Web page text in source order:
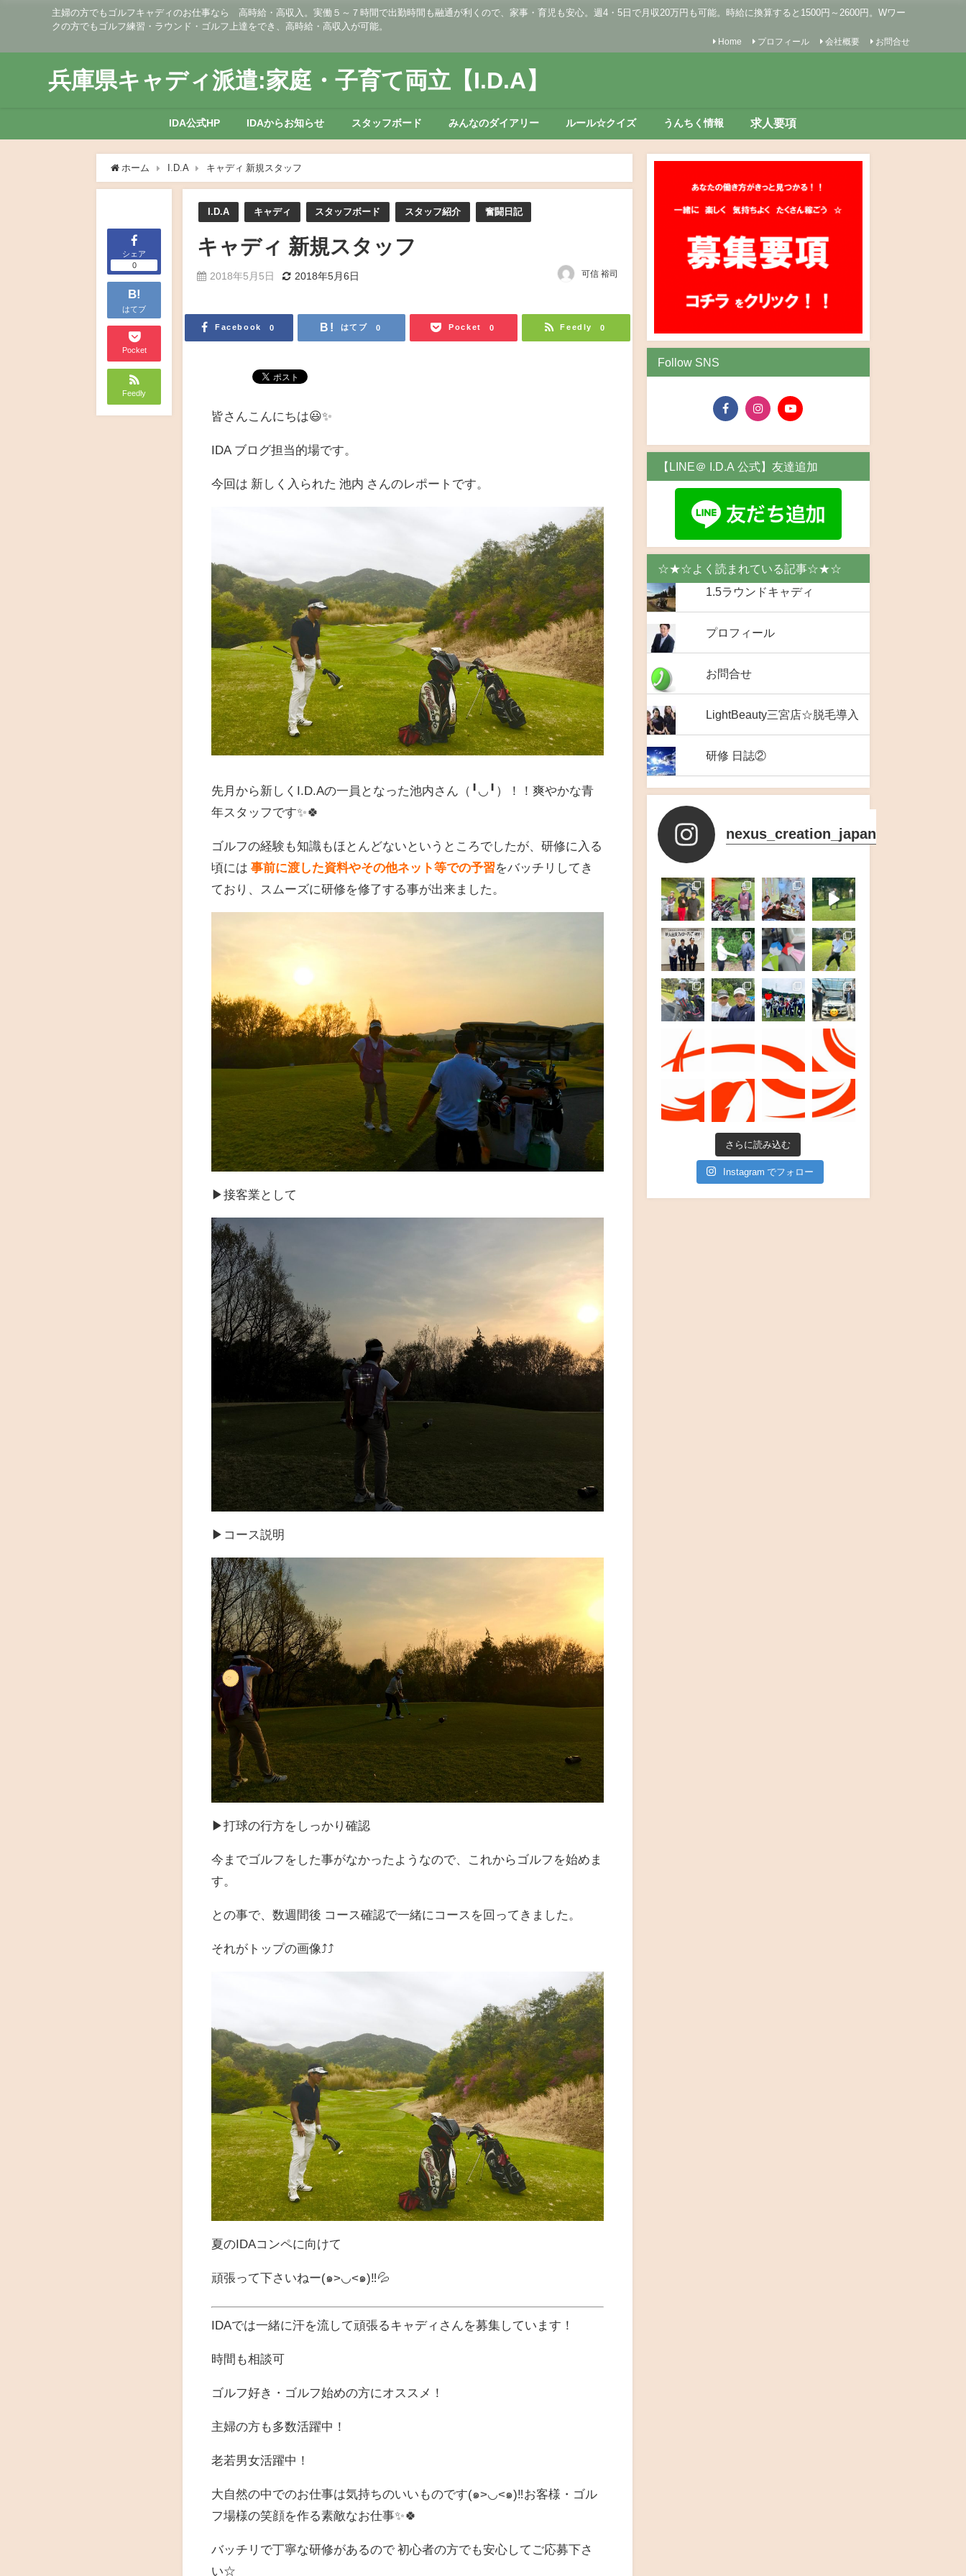
主婦の方でもゴルフキャディのお仕事なら 高時給・高収入。実働５～７時間で出勤時間も融通が利くので、家事・育児も安心。週4・5日で月収20万円も可能。時給に換算すると1500円～2600円。Wワー
クの方でもゴルフ練習・ラウンド・ゴルフ上達をでき、高時給・高収入が可能。
Home プロフィール 会社概要 お問合せ
兵庫県キャディ派遣:家庭・子育て両立【I.D.A】
IDA公式HP IDAからお知らせ スタッフボード みんなのダイアリー ルール☆クイズ うんちく情報 求人要項
ホーム I.D.A キャディ 新規スタッフ
シェア
0
B!
はてブ
Pocket
Feedly
I.D.A キャディ スタッフボード スタッフ紹介 奮闘日記
キャディ 新規スタッフ
2018年5月5日 2018年5月6日 可信 裕司
Facebook 0 はてブ 0 Pocket 0 Feedly 0
皆さんこんにちは😃✨
IDA ブログ担当的場です。
今回は 新しく入られた 池内 さんのレポートです。
先月から新しくI.D.Aの一員となった池内さん（╹◡╹）！！爽やかな青
年スタッフです✨🍀
ゴルフの経験も知識もほとんどないというところでしたが、研修に入る
頃には事前に渡した資料やその他ネット等での予習をバッチリしてき
ており、スムーズに研修を修了する事が出来ました。
▶︎接客業として
▶︎コース説明
▶︎打球の行方をしっかり確認
今までゴルフをした事がなかったようなので、これからゴルフを始めま
す。
との事で、数週間後 コース確認で一緒にコースを回ってきました。
それがトップの画像⤴︎⤴︎
夏のIDAコンペに向けて
頑張って下さいねー(๑>◡<๑)‼️💦
IDAでは一緒に汗を流して頑張るキャディさんを募集しています！
時間も相談可
ゴルフ好き・ゴルフ始めの方にオススメ！
主婦の方も多数活躍中！
老若男女活躍中！
大自然の中でのお仕事は気持ちのいいものです(๑>◡<๑)‼️お客様・ゴル
フ場様の笑顔を作る素敵なお仕事✨🍀
バッチリで丁寧な研修があるので 初心者の方でも安心してご応募下さ
い☆
Follow SNS
【LINE＠ I.D.A 公式】友達追加
☆★☆よく読まれている記事☆★☆
1.5ラウンドキャディ
プロフィール
お問合せ
LightBeauty三宮店☆脱毛導入
研修 日誌②
nexus_creation_japan
さらに読み込む
Instagram でフォロー